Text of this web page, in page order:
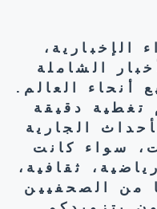
الإخبارية،
الشاملة
أنحاء العالم.
تغطية دقيقة
الجارية
سواء كانت
ثقافية،
من الصحفيين